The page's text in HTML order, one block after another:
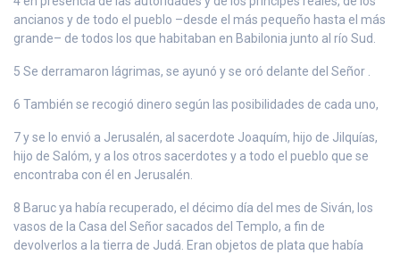
ancianos y de todo el pueblo –desde el más pequeño hasta el más
grande– de todos los que habitaban en Babilonia junto al río Sud.
5 Se derramaron lágrimas, se ayunó y se oró delante del Señor .
6 También se recogió dinero según las posibilidades de cada uno,
7 y se lo envió a Jerusalén, al sacerdote Joaquím, hijo de Jilquías,
hijo de Salóm, y a los otros sacerdotes y a todo el pueblo que se
encontraba con él en Jerusalén.
8 Baruc ya había recuperado, el décimo día del mes de Siván, los
vasos de la Casa del Señor sacados del Templo, a fin de
devolverlos a la tierra de Judá. Eran objetos de plata que había